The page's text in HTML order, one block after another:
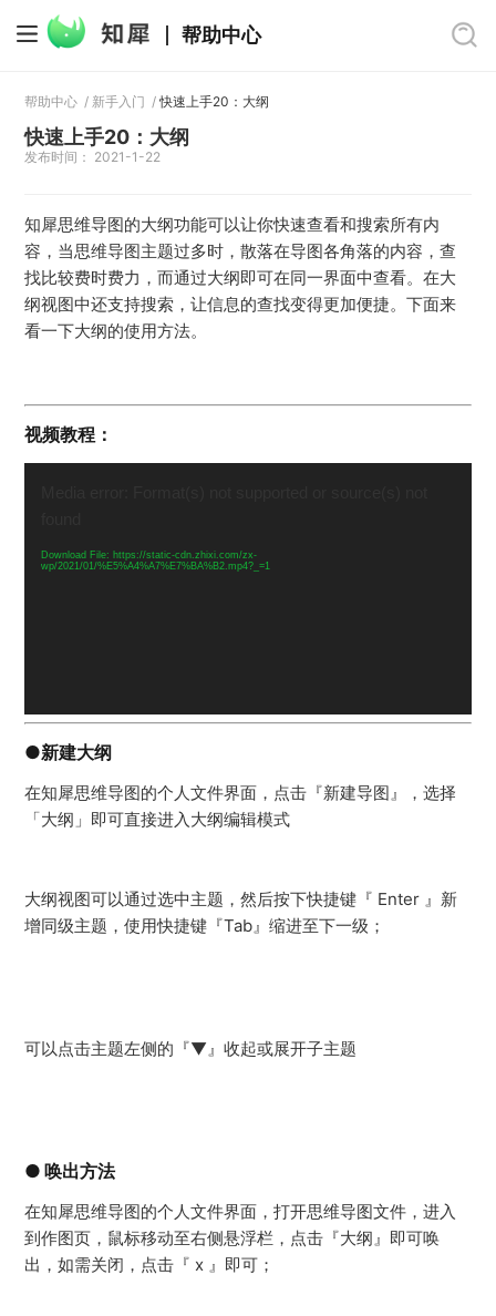
帮助中心
帮助中心 / 新手入门 /快速上手20：大纲
快速上手20：大纲
发布时间： 2021-1-22
知犀思维导图的大纲功能可以让你快速查看和搜索所有内
容，当思维导图主题过多时，散落在导图各角落的内容，查
找比较费时费力，而通过大纲即可在同一界面中查看。在大
纲视图中还支持搜索，让信息的查找变得更加便捷。下面来
看一下大纲的使用方法。
视频教程：
Download File: https://static-cdn.zhixi.com/zx-
wp/2021/01/%E5%A4%A7%E7%BA%B2.mp4?_=1
●新建大纲
在知犀思维导图的个人文件界面，点击『新建导图』，选择
「大纲」即可直接进入大纲编辑模式
大纲视图可以通过选中主题，然后按下快捷键『 Enter 』新
增同级主题，使用快捷键『Tab』缩进至下一级；
可以点击主题左侧的『▼』收起或展开子主题
● 唤出方法
在知犀思维导图的个人文件界面，打开思维导图文件，进入
到作图页，鼠标移动至右侧悬浮栏，点击『大纲』即可唤
出，如需关闭，点击『 x 』即可；